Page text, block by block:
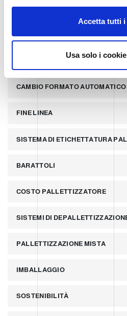
o
Accetta tutti i
Usa solo i
PALLETTIZZATORI PER
LINEA PER PRODUZIONE DI
CAMBIO FORMATO AUTOMATICO
FINE LINEA
SISTEMA DI ETICHETTATURA
BARATTOLI
COSTO PALLETTIZZATORE
SISTEMI DI
PALLETTIZZAZIONE MISTA
IMBALLAGGIO
SOSTENIBILITÀ